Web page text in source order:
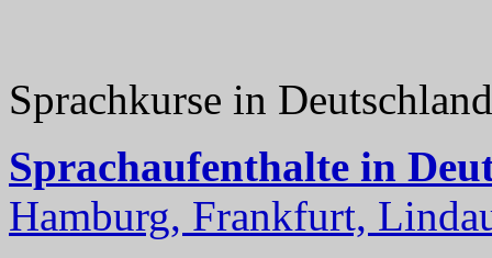
Sprachkurse in
Sprachaufenthalte in
Hamburg, Frankfurt,